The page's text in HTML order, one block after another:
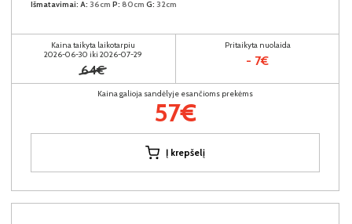
Išmatavimai: A: 36cm P: 80cm G: 32cm
Kaina taikyta laikotarpiu
2026-06-30 iki 2026-07-29
64€
Pritaikyta nuolaida
- 7€
Kaina galioja sandėlyje esančioms prekėms
57€
Į krepšelį